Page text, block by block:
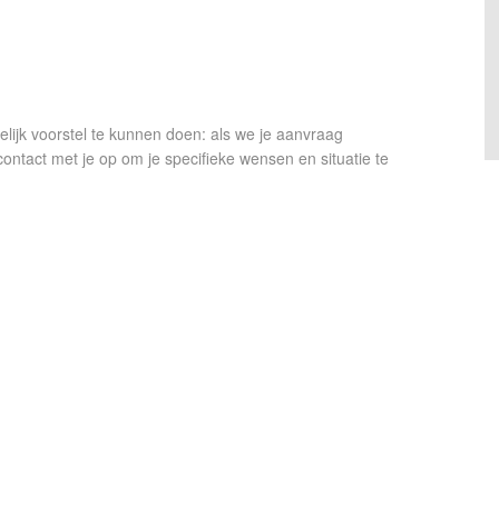
voorstel te kunnen doen: als we je aanvraag
met je op om je specifieke wensen en situatie te